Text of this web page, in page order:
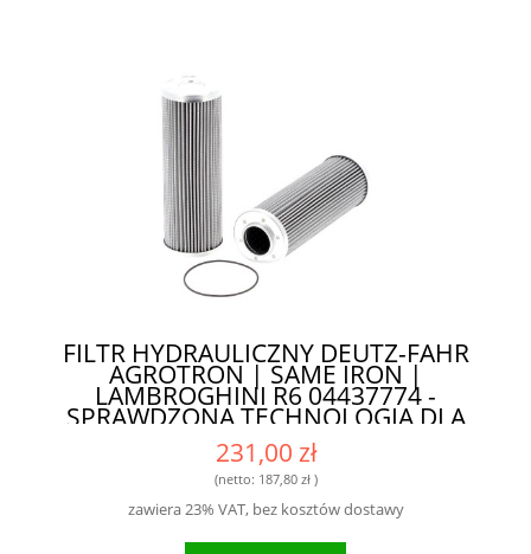
FILTR HYDRAULICZNY DEUTZ-FAHR
AGROTRON | SAME IRON |
LAMBROGHINI R6 04437774 -
SPRAWDZONA TECHNOLOGIA DLA
ROLNIKÓW
231,00 zł
(netto: 187,80 zł)
zawiera 23% VAT, bez kosztów dostawy